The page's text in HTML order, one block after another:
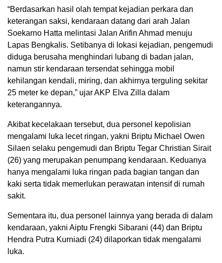
“Berdasarkan hasil olah tempat kejadian perkara dan
keterangan saksi, kendaraan datang dari arah Jalan
Soekarno Hatta melintasi Jalan Arifin Ahmad menuju
Lapas Bengkalis. Setibanya di lokasi kejadian, pengemudi
diduga berusaha menghindari lubang di badan jalan,
namun stir kendaraan tersendat sehingga mobil
kehilangan kendali, miring, dan akhirnya terguling sekitar
25 meter ke depan,” ujar AKP Elva Zilla dalam
keterangannya.
Akibat kecelakaan tersebut, dua personel kepolisian
mengalami luka lecet ringan, yakni Briptu Michael Owen
Silaen selaku pengemudi dan Briptu Tegar Christian Sirait
(26) yang merupakan penumpang kendaraan. Keduanya
hanya mengalami luka ringan pada bagian tangan dan
kaki serta tidak memerlukan perawatan intensif di rumah
sakit.
Sementara itu, dua personel lainnya yang berada di dalam
kendaraan, yakni Aiptu Frengki Sibarani (44) dan Briptu
Hendra Putra Kurniadi (24) dilaporkan tidak mengalami
luka.